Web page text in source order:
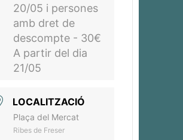
20/05 i persones
amb dret de
descompte - 30€
A partir del dia
21/05
LOCALITZACIÓ
Plaça del Mercat
Ribes de Freser